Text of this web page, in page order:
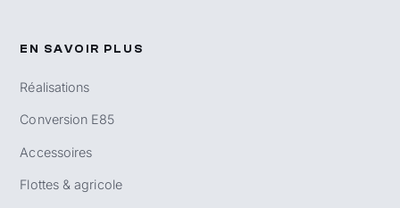
EN SAVOIR PLUS
Réalisations
Conversion E85
Accessoires
Flottes & agricole